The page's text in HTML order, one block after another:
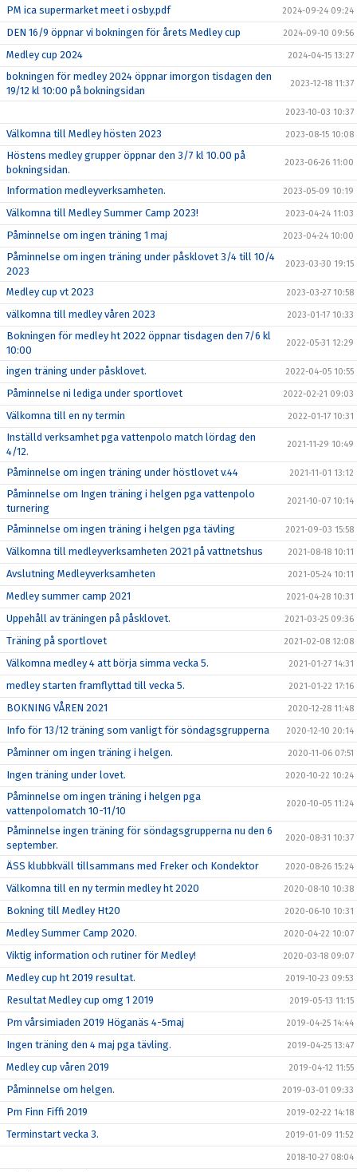
PM ica supermarket meet i osby.pdf 2024-09-24 09:24
DEN 16/9 öppnar vi bokningen för årets Medley cup 2024-09-10 09:56
Medley cup 2024 2024-04-15 13:27
bokningen för medley 2024 öppnar imorgon tisdagen den
19/12 kl 10:00 på bokningsidan
2023-12-18 11:37
2023-10-03 10:37
Välkomna till Medley hösten 2023 2023-08-15 10:08
Höstens medley grupper öppnar den 3/7 kl 10.00 på
bokningsidan.
2023-06-26 11:00
Information medleyverksamheten. 2023-05-09 10:19
Välkomna till Medley Summer Camp 2023! 2023-04-24 11:03
Påminnelse om ingen träning 1 maj 2023-04-24 10:00
Påminnelse om ingen träning under påsklovet 3/4 till 10/4
2023
2023-03-30 19:15
Medley cup vt 2023 2023-03-27 10:58
välkomna till medley våren 2023 2023-01-17 10:33
Bokningen för medley ht 2022 öppnar tisdagen den 7/6 kl
10:00
2022-05-31 12:29
ingen träning under påsklovet. 2022-04-05 10:55
Påminnelse ni lediga under sportlovet 2022-02-21 09:03
Välkomna till en ny termin 2022-01-17 10:31
Inställd verksamhet pga vattenpolo match lördag den
4/12.
2021-11-29 10:49
Påminnelse om ingen träning under höstlovet v.44 2021-11-01 13:12
Påminnelse om Ingen träning i helgen pga vattenpolo
turnering
2021-10-07 10:14
Påminnelse om ingen träning i helgen pga tävling 2021-09-03 15:58
Välkomna till medleyverksamheten 2021 på vattnetshus 2021-08-18 10:11
Avslutning Medleyverksamheten 2021-05-24 10:11
Medley summer camp 2021 2021-04-28 10:31
Uppehåll av träningen på påsklovet. 2021-03-25 09:36
Träning på sportlovet 2021-02-08 12:08
Välkomna medley 4 att börja simma vecka 5. 2021-01-27 14:31
medley starten framflyttad till vecka 5. 2021-01-22 17:16
BOKNING VÅREN 2021 2020-12-28 11:48
Info för 13/12 träning som vanligt för söndagsgrupperna 2020-12-10 20:14
Påminner om ingen träning i helgen. 2020-11-06 07:51
Ingen träning under lovet. 2020-10-22 10:24
Påminnelse om ingen träning i helgen pga
vattenpolomatch 10-11/10
2020-10-05 11:24
Påminnelse ingen träning för söndagsgrupperna nu den 6
september.
2020-08-31 10:37
ÄSS klubbkväll tillsammans med Freker och Kondektor 2020-08-26 15:24
Välkomna till en ny termin medley ht 2020 2020-08-10 10:38
Bokning till Medley Ht20 2020-06-10 10:31
Medley Summer Camp 2020. 2020-04-22 10:07
Viktig information och rutiner för Medley! 2020-03-18 09:07
Medley cup ht 2019 resultat. 2019-10-23 09:53
Resultat Medley cup omg 1 2019 2019-05-13 11:15
Pm vårsimiaden 2019 Höganäs 4-5maj 2019-04-25 14:44
Ingen träning den 4 maj pga tävling. 2019-04-25 13:47
Medley cup våren 2019 2019-04-12 11:55
Påminnelse om helgen. 2019-03-01 09:33
Pm Finn Fiffi 2019 2019-02-22 14:18
Terminstart vecka 3. 2019-01-09 11:52
2018-10-27 08:04